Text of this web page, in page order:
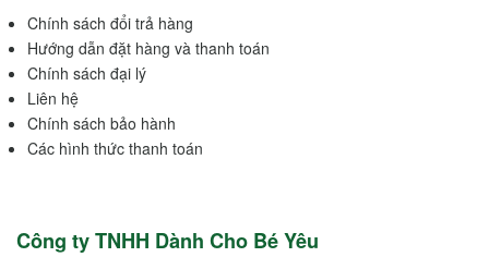
Chính sách đổi trả hàng
Hướng dẫn đặt hàng và thanh toán
Chính sách đại lý
Liên hệ
Chính sách bảo hành
Các hình thức thanh toán
Công ty TNHH Dành Cho Bé Yêu